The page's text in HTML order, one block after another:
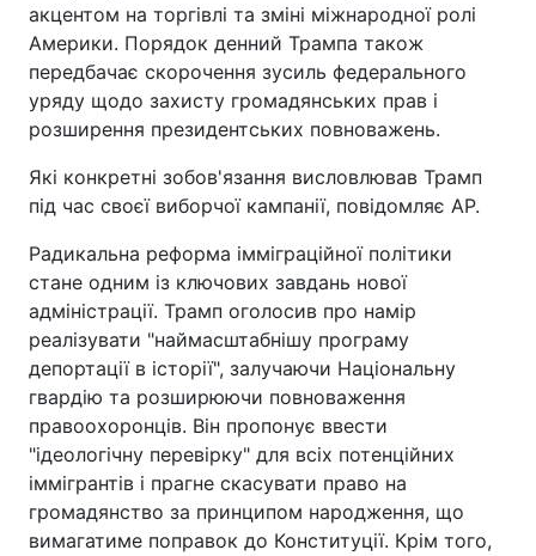
акцентом на торгівлі та зміні міжнародної ролі
Америки. Порядок денний Трампа також
передбачає скорочення зусиль федерального
уряду щодо захисту громадянських прав і
розширення президентських повноважень.
Які конкретні зобов'язання висловлював Трамп
під час своєї виборчої кампанії, повідомляє AP.
Радикальна реформа імміграційної політики
стане одним із ключових завдань нової
адміністрації. Трамп оголосив про намір
реалізувати "наймасштабнішу програму
депортації в історії", залучаючи Національну
гвардію та розширюючи повноваження
правоохоронців. Він пропонує ввести
"ідеологічну перевірку" для всіх потенційних
іммігрантів і прагне скасувати право на
громадянство за принципом народження, що
вимагатиме поправок до Конституції. Крім того,